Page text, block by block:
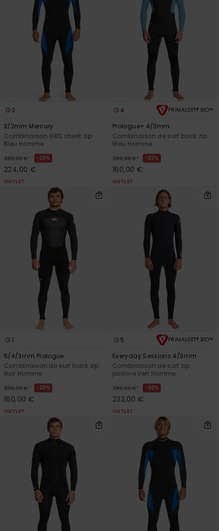
2
3/2mm Mercury
Combinaison GBS chest zip
Bleu Homme
280,00 € * 20%
224,00 €
OUTLET
4 PRIMALOFT® BIO™
Prologue+ 4/3mm
Combinaison de surf back zip
Bleu Homme
200,00 € * 20%
160,00 €
OUTLET
1
5/4/3mm Prologue
Combinaison de surf back zip
Noir Homme
200,00 € * 20%
160,00 €
OUTLET
5 PRIMALOFT® BIO™
Everyday Sessions 4/3mm
Combinaison de surf zip
poitrine Vert Homme
290,00 € * 20%
232,00 €
OUTLET